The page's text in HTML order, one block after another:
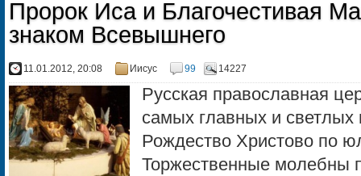
Пророк Иса и Благочестивая
знаком Всевышнего
11.01.2012, 20:08 Иисус 99 14227
Русская православная
самых главных и светлых
Рождество Христово по
Торжественные молебны